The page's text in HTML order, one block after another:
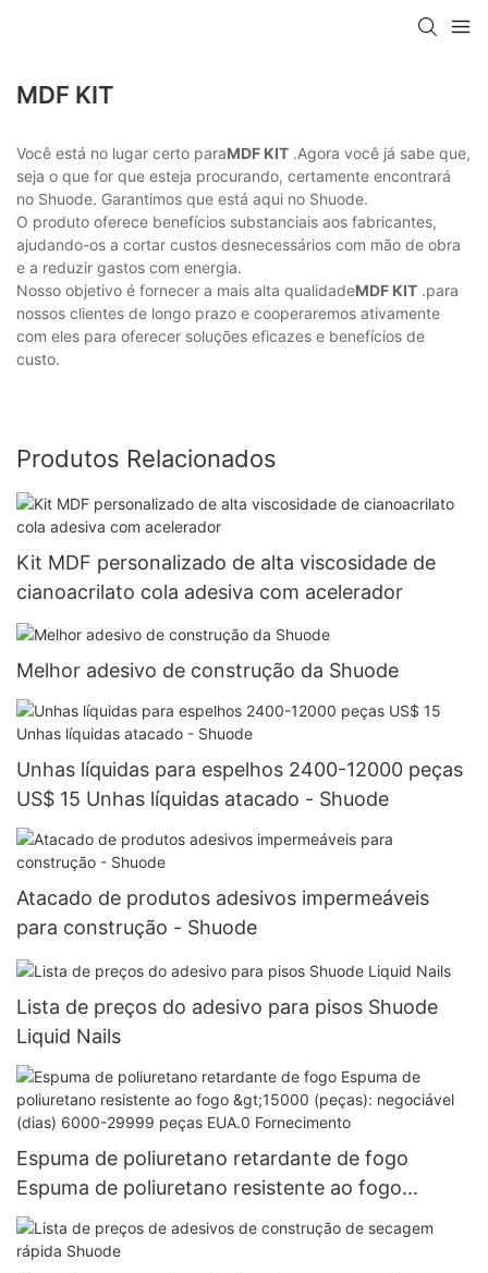
MDF KIT
Você está no lugar certo paraMDF KIT .Agora você já sabe que,
seja o que for que esteja procurando, certamente encontrará
no Shuode. Garantimos que está aqui no Shuode.
O produto oferece benefícios substanciais aos fabricantes,
ajudando-os a cortar custos desnecessários com mão de obra
e a reduzir gastos com energia.
Nosso objetivo é fornecer a mais alta qualidadeMDF KIT .para
nossos clientes de longo prazo e cooperaremos ativamente
com eles para oferecer soluções eficazes e benefícios de
custo.
Produtos Relacionados
Kit MDF personalizado de alta viscosidade de
cianoacrilato cola adesiva com acelerador
Melhor adesivo de construção da Shuode
Unhas líquidas para espelhos 2400-12000 peças
US$ 15 Unhas líquidas atacado - Shuode
Atacado de produtos adesivos impermeáveis ​​
para construção - Shuode
Lista de preços do adesivo para pisos Shuode
Liquid Nails
Espuma de poliuretano retardante de fogo
Espuma de poliuretano resistente ao fogo
>15000 (peças): negociável (dias) 6000-29999
peças EUA.0 Fornecimento